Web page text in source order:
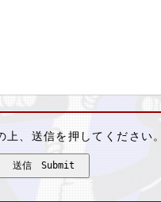
上、送信を押してください。